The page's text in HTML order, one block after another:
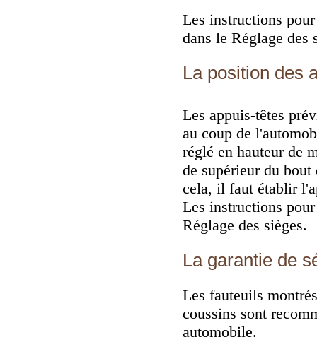
Les instructions
dans le Réglage des
La position des
Les appuis-têtes
au coup de
réglé en hauteur de
de supérieur du
cela, il faut établir
Les instructions
Réglage des sièges.
La garantie de
Les fauteuils
coussins sont
automobile.